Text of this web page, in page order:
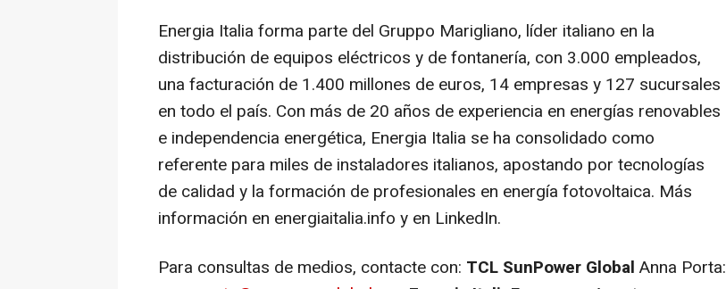
Energia Italia forma parte del Gruppo Marigliano, líder italiano en la
distribución de equipos eléctricos y de fontanería, con 3.000 empleados,
una facturación de 1.400 millones de euros, 14 empresas y 127 sucursales
en todo el país. Con más de 20 años de experiencia en energías renovables
e independencia energética, Energia Italia se ha consolidado como
referente para miles de instaladores italianos, apostando por tecnologías
de calidad y la formación de profesionales en energía fotovoltaica. Más
información en energiaitalia.info y en LinkedIn.
Para consultas de medios, contacte con: TCL SunPower Global Anna Porta: